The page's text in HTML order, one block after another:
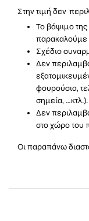
Στην τιμή δεν
Το βάψιμο
παρακαλούμε
Σχέδιο
Δεν
φουρούσια,
σημεία, …κτλ.).
Δεν
στο χώρο του
Οι παραπάνω